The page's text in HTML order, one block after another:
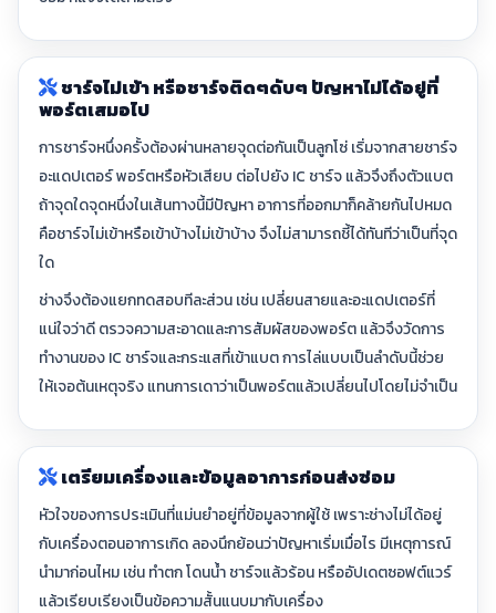
ชาร์จไม่เข้า หรือชาร์จติดๆดับๆ ปัญหาไม่ได้อยู่ที่
พอร์ตเสมอไป
การชาร์จหนึ่งครั้งต้องผ่านหลายจุดต่อกันเป็นลูกโซ่ เริ่มจากสายชาร์จ
อะแดปเตอร์ พอร์ตหรือหัวเสียบ ต่อไปยัง IC ชาร์จ แล้วจึงถึงตัวแบต
ถ้าจุดใดจุดหนึ่งในเส้นทางนี้มีปัญหา อาการที่ออกมาก็คล้ายกันไปหมด
คือชาร์จไม่เข้าหรือเข้าบ้างไม่เข้าบ้าง จึงไม่สามารถชี้ได้ทันทีว่าเป็นที่จุด
ใด
ช่างจึงต้องแยกทดสอบทีละส่วน เช่น เปลี่ยนสายและอะแดปเตอร์ที่
แน่ใจว่าดี ตรวจความสะอาดและการสัมผัสของพอร์ต แล้วจึงวัดการ
ทำงานของ IC ชาร์จและกระแสที่เข้าแบต การไล่แบบเป็นลำดับนี้ช่วย
ให้เจอต้นเหตุจริง แทนการเดาว่าเป็นพอร์ตแล้วเปลี่ยนไปโดยไม่จำเป็น
เตรียมเครื่องและข้อมูลอาการก่อนส่งซ่อม
หัวใจของการประเมินที่แม่นยำอยู่ที่ข้อมูลจากผู้ใช้ เพราะช่างไม่ได้อยู่
กับเครื่องตอนอาการเกิด ลองนึกย้อนว่าปัญหาเริ่มเมื่อไร มีเหตุการณ์
นำมาก่อนไหม เช่น ทำตก โดนน้ำ ชาร์จแล้วร้อน หรืออัปเดตซอฟต์แวร์
แล้วเรียบเรียงเป็นข้อความสั้นแนบมากับเครื่อง